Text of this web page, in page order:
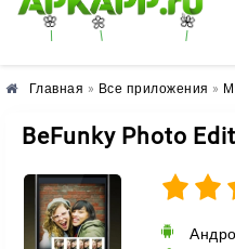
🌸 🌼 🌺
Главная » Все приложения »
BeFunky Photo